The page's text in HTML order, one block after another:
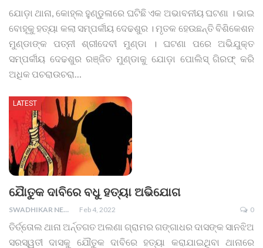
ଯୋଡ଼ା ଥାନା, କୋହ୍ଲ ହୁଣ୍ଡୁଳାରେ ଘଟିଛି ଏକ ଅଭାବନୀୟ ଘଟଣା । ଭାଇ
ବୋହୂକୁ ହତ୍ୟା କଲା ସମ୍ପର୍କୀୟ ଦେଢଶୁର । ମୃତକ ହେଉଛନ୍ତି ବିଶିକେଶନ
ମୁଣ୍ଡାଙ୍କ ପତ୍ନୀ ଶ୍ରୀଦେବୀ ମୁଣ୍ଡା । ଘଟଣା ପରେ ଅଭିଯୁକ୍ତ
ସମ୍ପର୍କୀୟ ଦେଢଶୁର ରଞ୍ଜିତ ମୁଣ୍ଡାକୁ ଯୋଡ଼ା ପୋଲିସ୍ ଗିରଫ୍ କରି
ଅଧିକ ପଚରାଉଚରା…
LATEST
ଯୈାତୁକ ଦାବିରେ ବଧୁ ହତ୍ୟା ଅଭିଯୋଗ
SWADHIKAR NEWS Feb 4, 2022 0
ତିର୍ତ୍ତୋଲ ଥାନା ଅର୍ନ୍ତଗତ ଅଲଣା ଗ୍ରାମର ଗଙ୍ଗାଧର ଦାସଙ୍କ ସାନଝିଅ
ସରସ୍ୱତୀ ଦାସକୁ ଯୌତୁକ ଦାବିରେ ହତ୍ୟା କରାଯାଇଥିବା ଥାନାରେ